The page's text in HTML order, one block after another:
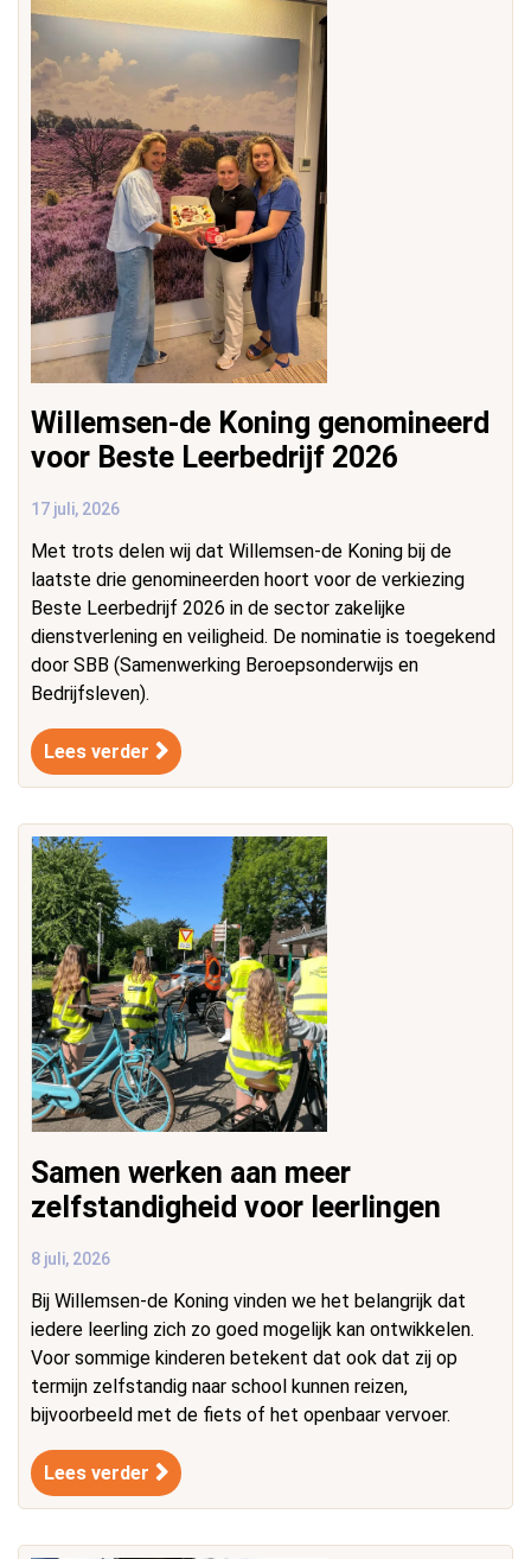
Willemsen-de Koning genomineerd
voor Beste Leerbedrijf 2026
17 juli, 2026
Met trots delen wij dat Willemsen-de Koning bij de
laatste drie genomineerden hoort voor de verkiezing
Beste Leerbedrijf 2026 in de sector zakelijke
dienstverlening en veiligheid. De nominatie is toegekend
door SBB (Samenwerking Beroepsonderwijs en
Bedrijfsleven).
Lees verder
Samen werken aan meer
zelfstandigheid voor leerlingen
8 juli, 2026
Bij Willemsen-de Koning vinden we het belangrijk dat
iedere leerling zich zo goed mogelijk kan ontwikkelen.
Voor sommige kinderen betekent dat ook dat zij op
termijn zelfstandig naar school kunnen reizen,
bijvoorbeeld met de fiets of het openbaar vervoer.
Lees verder